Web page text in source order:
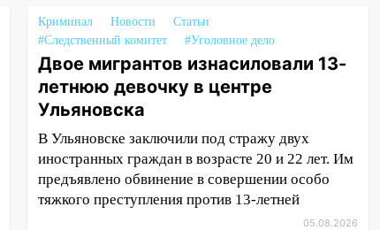
Криминал Новости
Статьи
#Следственный комитет
#Уголовное дело
Двое мигрантов изнасиловали 13-
летнюю девочку в центре
Ульяновска
В Ульяновске заключили под стражу двух
иностранных граждан в возрасте 20 и 22 лет. Им
предъявлено обвинение в совершении особо
тяжкого преступления против 13-летней
05.08.2026